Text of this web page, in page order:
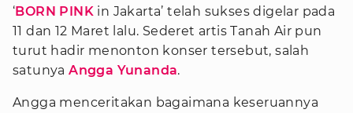
‘BORN PINK in Jakarta’ telah sukses digelar pada
11 dan 12 Maret lalu. Sederet artis Tanah Air pun
turut hadir menonton konser tersebut, salah
satunyaAngga Yunanda.
Angga menceritakan bagaimana keseruannya